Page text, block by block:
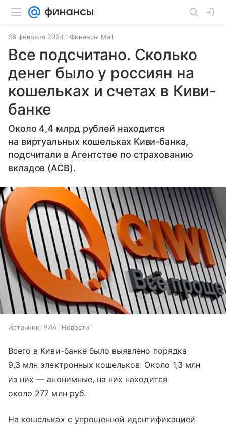
26 февраля 2024 Финансы Mail
Все подсчитано. Сколько
денег было у россиян на
кошельках и счетах в Киви-
банке
Около 4,4 млрд рублей находится
на виртуальных кошельках Киви-банка,
подсчитали в Агентстве по страхованию
вкладов (АСВ).
Источник: РИА "Новости"
Всего в Киви-банке было выявлено порядка
9,3 млн электронных кошельков. Около 1,3 млн
из них — анонимные, на них находится
около 277 млн руб.
На кошельках с упрощенной идентификацией